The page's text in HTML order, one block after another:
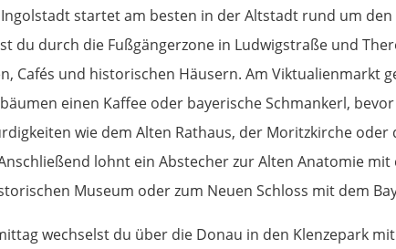
Ingolstadt startet am besten in der Altstadt rund um
du durch die Fußgängerzone in Ludwigstraße und
Cafés und historischen Häusern. Am Viktualienmarkt
einen Kaffee oder bayerische Schmankerl,
wie dem Alten Rathaus, der Moritzkirche
lohnt ein Abstecher zur Alten Anatomie mit
Museum oder zum Neuen Schloss mit dem
wechselst du über die Donau in den Klenzepark